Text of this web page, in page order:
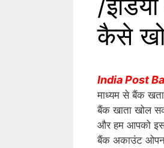
कैसे
India Post
माध्यम से बैंक
बैंक खाता खोल
और हम आपको इस
बैंक अकाउंट